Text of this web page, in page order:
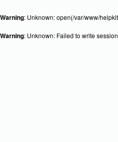
Warning: Unknown: open(/var/www/
Warning: Unknown: Failed to write